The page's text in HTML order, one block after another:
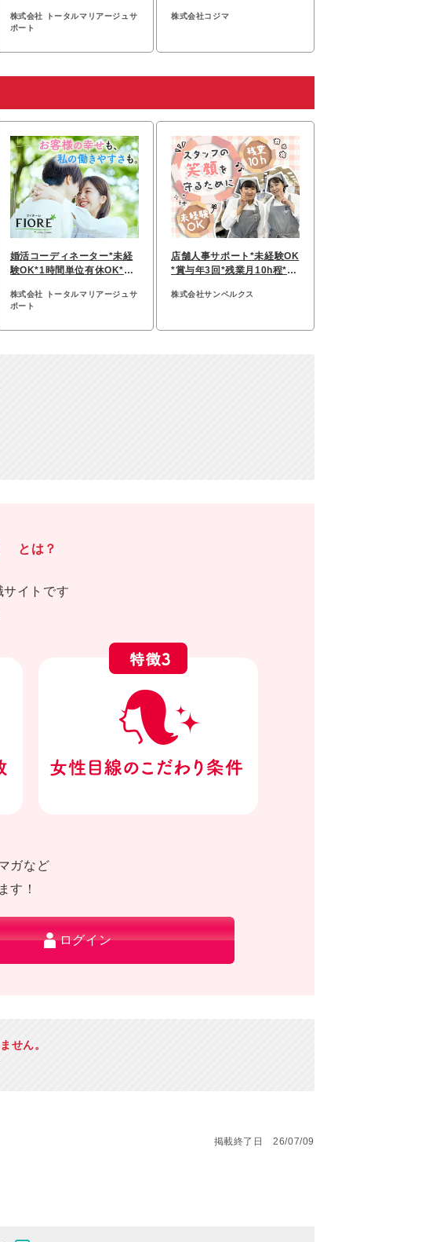
株式会社 トータルマリアージュサ
ポート
株式会社コジマ
婚活コーディネーター*未経
験OK*1時間単位有休OK*7
株式会社 トータルマリアージュサ
ポート
店舗人事サポート*未経験OK
*賞与年3回*残業月10h程*マ
株式会社サンベルクス
とは？
サイトです
ガなど
す！
ログイン
せん。
掲載終了日 26/07/09